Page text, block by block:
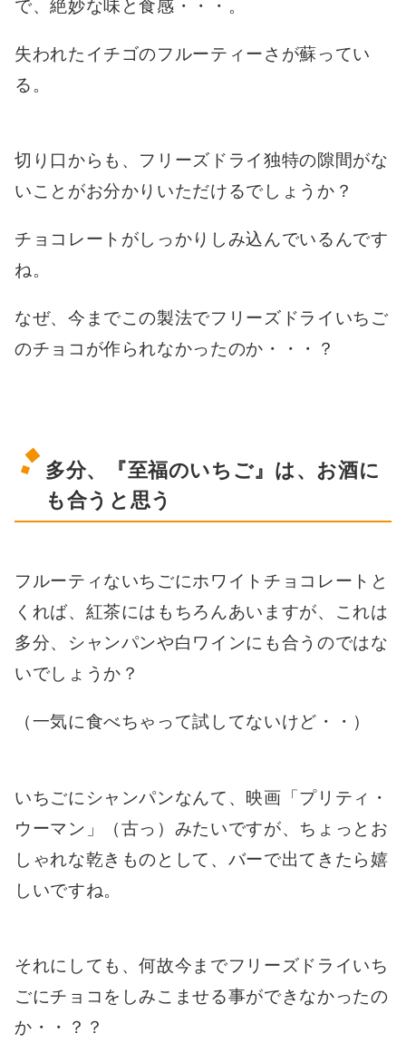
で、絶妙な味と食感・・・。
失われたイチゴのフルーティーさが蘇ってい
る。
切り口からも、フリーズドライ独特の隙間がな
いことがお分かりいただけるでしょうか？
チョコレートがしっかりしみ込んでいるんです
ね。
なぜ、今までこの製法でフリーズドライいちご
のチョコが作られなかったのか・・・？
多分、『至福のいちご』は、お酒に
も合うと思う
フルーティないちごにホワイトチョコレートと
くれば、紅茶にはもちろんあいますが、これは
多分、シャンパンや白ワインにも合うのではな
いでしょうか？
（一気に食べちゃって試してないけど・・）
いちごにシャンパンなんて、映画「プリティ・
ウーマン」（古っ）みたいですが、ちょっとお
しゃれな乾きものとして、バーで出てきたら嬉
しいですね。
それにしても、何故今までフリーズドライいち
ごにチョコをしみこませる事ができなかったの
か・・？？